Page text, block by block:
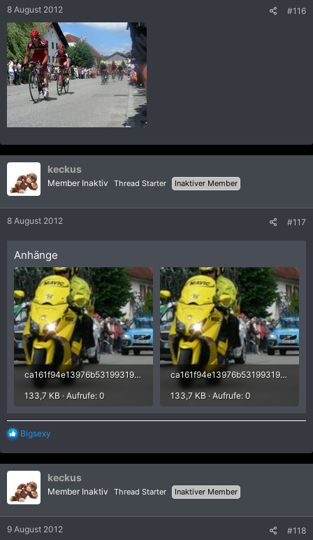
8 August 2012 #116
keckus
Member Inaktiv Thread Starter Inaktiver Member
8 August 2012 #117
Anhänge
ca161f94e13976b53199319d4aa1b60f.jpg
133,7 KB · Aufrufe: 0
ca161f94e13976b53199319d4aa1b60f.jpg
133,7 KB · Aufrufe: 0
R
a
k
i
o
n
Bigsexy
keckus
Member Inaktiv Thread Starter Inaktiver Member
9 August 2012 #118